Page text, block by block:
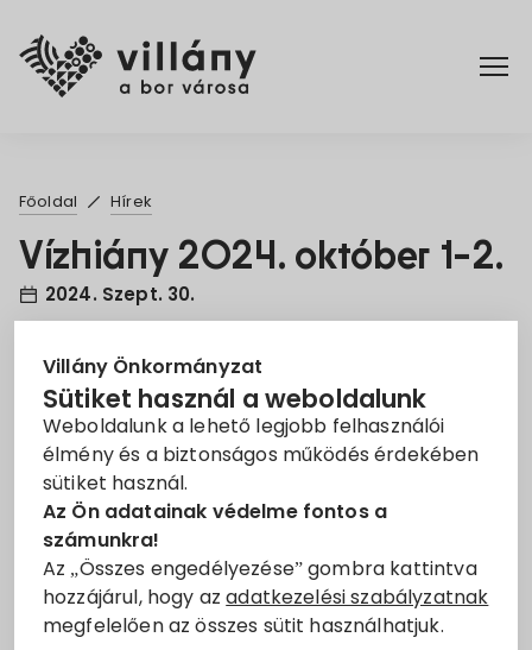
Villány Önkormányzat
Sütiket használ a weboldalunk
Weboldalunk a lehető legjobb felhasználói
élmény és a biztonságos működés érdekében
sütiket használ.
Az Ön adatainak védelme fontos a
számunkra!
Az „Összes engedélyezése” gombra kattintva
hozzájárul, hogy azadatkezelési szabályzatnak
megfelelően az összes sütit használhatjuk.
Elérhetőségek
Rendelettár
Pályázatok
Dokumentumok
Állásajánlatok
Szolgáltatók
Főoldal Hírek
Vízhiány 2024. október 1-2.
2024. Szept. 30.
karbantartási munkálatok
Tisztelt Lakosság!
Tíájékoztatásul közöljük, hogy Villány településen
2024. október 1-én és 2-án 8:00–16:00 között
ivóvízhálózat rekonstrukciós munkák miatt
nyomáscsökkenés és szolgáltatáskiesés fordulhat
elő.